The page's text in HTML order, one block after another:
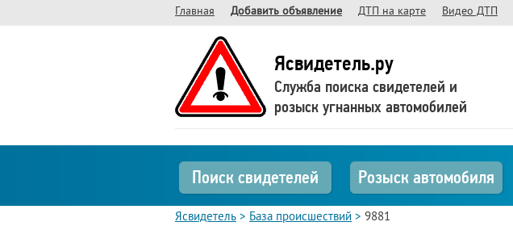
Главная Добавить объявление ДТП на карте Видео ДТП
Ясвидетель.ру
Служба поиска свидетелей и
розыск угнанных автомобилей
Поиск свидетелей Розыск автомобиля
Ясвидетель > База происшествий > 9881